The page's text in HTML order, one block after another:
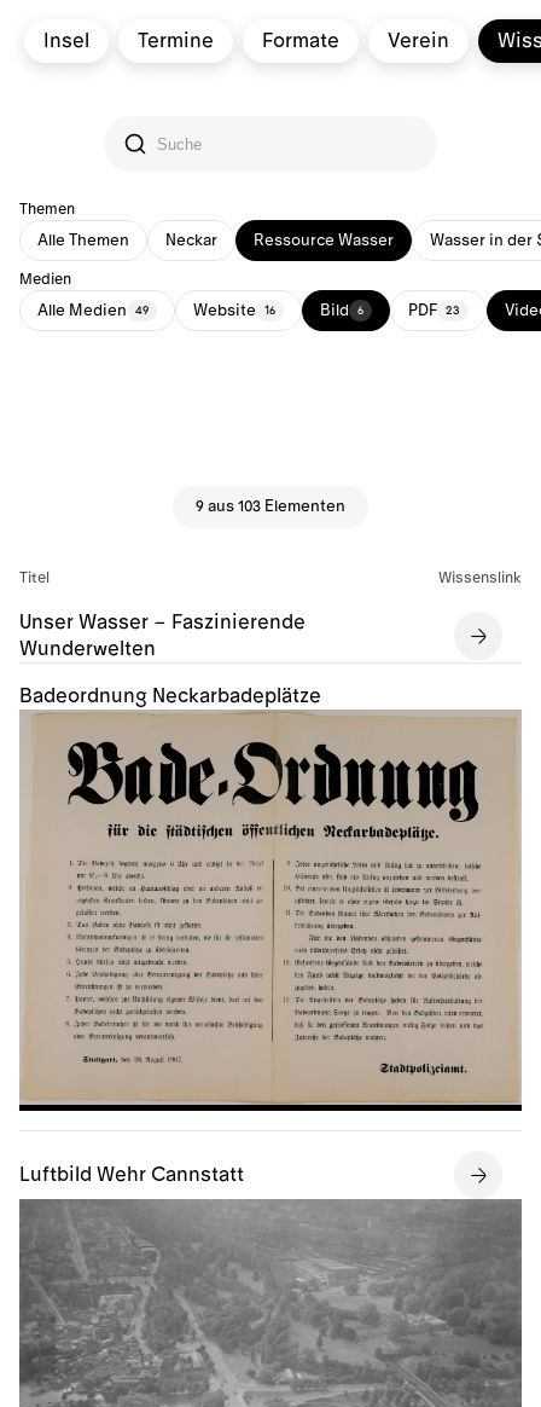
Insel Termine Formate Verein
Themen
Alle Themen Neckar Ressource Wasser Wasser in der
Medien
Alle Medien 49 Website 16 Bild 6 PDF 23
9 aus 103 Elementen
Titel Wissenslink
Unser Wasser – Faszinierende
Wunderwelten
Badeordnung Neckarbadeplätze
Luftbild Wehr Cannstatt